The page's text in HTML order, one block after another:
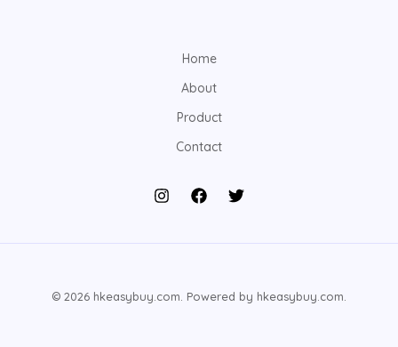
Home
About
Product
Contact
© 2026 hkeasybuy.com. Powered by hkeasybuy.com.